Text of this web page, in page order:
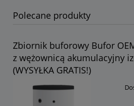
Polecane produkty
Zbiornik buforowy Bufor
z wężownicą akumulacyjny
(WYSYŁKA GRATIS!)